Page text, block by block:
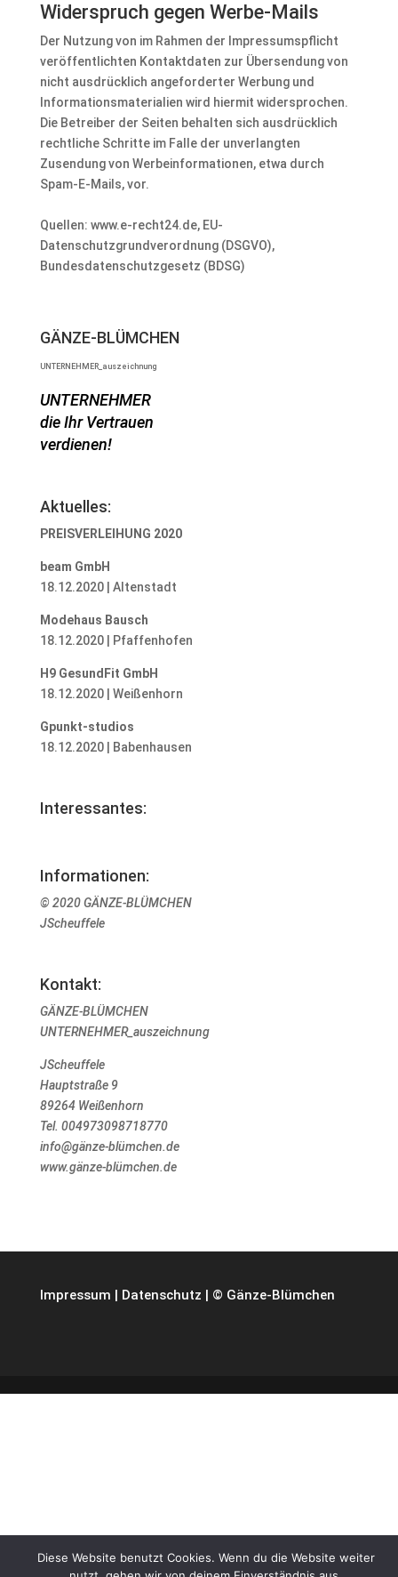
Widerspruch gegen Werbe-Mails
Der Nutzung von im Rahmen der Impressumspflicht
veröffentlichten Kontaktdaten zur Übersendung von
nicht ausdrücklich angeforderter Werbung und
Informationsmaterialien wird hiermit widersprochen.
Die Betreiber der Seiten behalten sich ausdrücklich
rechtliche Schritte im Falle der unverlangten
Zusendung von Werbeinformationen, etwa durch
Spam-E-Mails, vor.
Quellen: www.e-recht24.de, EU-
Datenschutzgrundverordnung (DSGVO),
Bundesdatenschutzgesetz (BDSG)
GÄNZE-BLÜMCHEN
UNTERNEHMER_auszeichnung
UNTERNEHMER
die Ihr Vertrauen
verdienen!
Aktuelles:
PREISVERLEIHUNG 2020
beam GmbH
18.12.2020 | Altenstadt
Modehaus Bausch
18.12.2020 | Pfaffenhofen
H9 GesundFit GmbH
18.12.2020 | Weißenhorn
Gpunkt-studios
18.12.2020 | Babenhausen
Interessantes:
Informationen:
© 2020 GÄNZE-BLÜMCHEN
JScheuffele
Kontakt:
GÄNZE-BLÜMCHEN
UNTERNEHMER_auszeichnung
JScheuffele
Hauptstraße 9
89264 Weißenhorn
Tel. 004973098718770
info@gänze-blümchen.de
www.gänze-blümchen.de
Impressum Datenschutz | © Gänze-Blümchen
Diese Website benutzt Cookies. Wenn du die Website weiter